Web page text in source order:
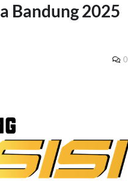
Bandung 2025
0